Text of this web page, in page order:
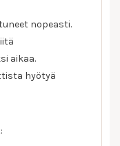
nopeasti.
aikaa.
hyötyä